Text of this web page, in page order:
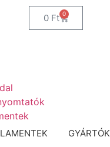
0 Ft 0
GYÁRTÓK